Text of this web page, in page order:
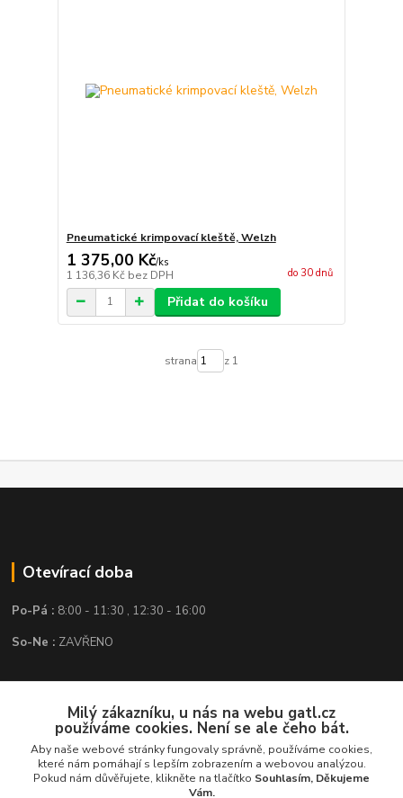
Pneumatické krimpovací kleště, Welzh
1 375,00 Kč/ks
1 136,36 Kč bez DPH do 30 dnů
Přidat do košíku
strana z 1
Otevírací doba
Po-Pá : 8:00 - 11:30 , 12:30 - 16:00
So-Ne : ZAVŘENO
Kontakt
GATL s.r.o.
obchod@gatl.cz,info@gatl.cz
Milý zákazníku, u nás na webu gatl.cz
používáme cookies. Není se ale čeho bát.
Aby naše webové stránky fungovaly správně, používáme cookies,
které nám pomáhají s lepším zobrazením a webovou analýzou.
Pokud nám důvěřujete, klikněte na tlačítko Souhlasím, Děkujeme
Vám.